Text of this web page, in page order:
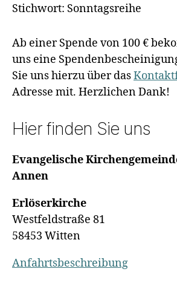
Stichwort: Sonntagsreihe
Ab einer Spende von 100 €
uns eine
Sie uns hierzu über das
Adresse mit. Herzlichen Dank!
Hier finden Sie uns
Evangelische
Annen
Erlöserkirche
Westfeldstraße 81
58453 Witten
Anfahrtsbeschreibung